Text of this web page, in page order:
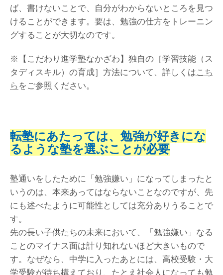
ば、書けないことで、自分がわからないところを見つ
けることができます。要は、勉強の仕方をトレーニン
グすることが大切なのです。
※【こだわり進学塾なかざわ】独自の［学習技能（ス
タディスキル）の育成］方法について、詳しくはこち
ら をご参照ください。
転塾にあたっては、勉強が好きにな
るような塾を選ぶことが必要
塾通いをしたために「勉強嫌い」になってしまったと
いうのは、本来あってはならないことなのですが、先
にも述べたように可能性としては充分ありうることで
す。
先の長い子供たちの未来において、「勉強嫌い」なる
ことのマイナス面は計り知れないほど大きいもので
す。なぜなら、中学に入ったあとには、高校受験・大
学受験が待ち構えており、たとえ社会人になっても勉